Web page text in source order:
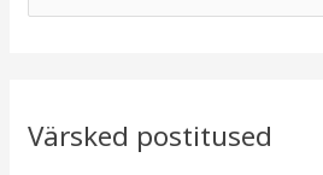
c
Värsked postitused
g